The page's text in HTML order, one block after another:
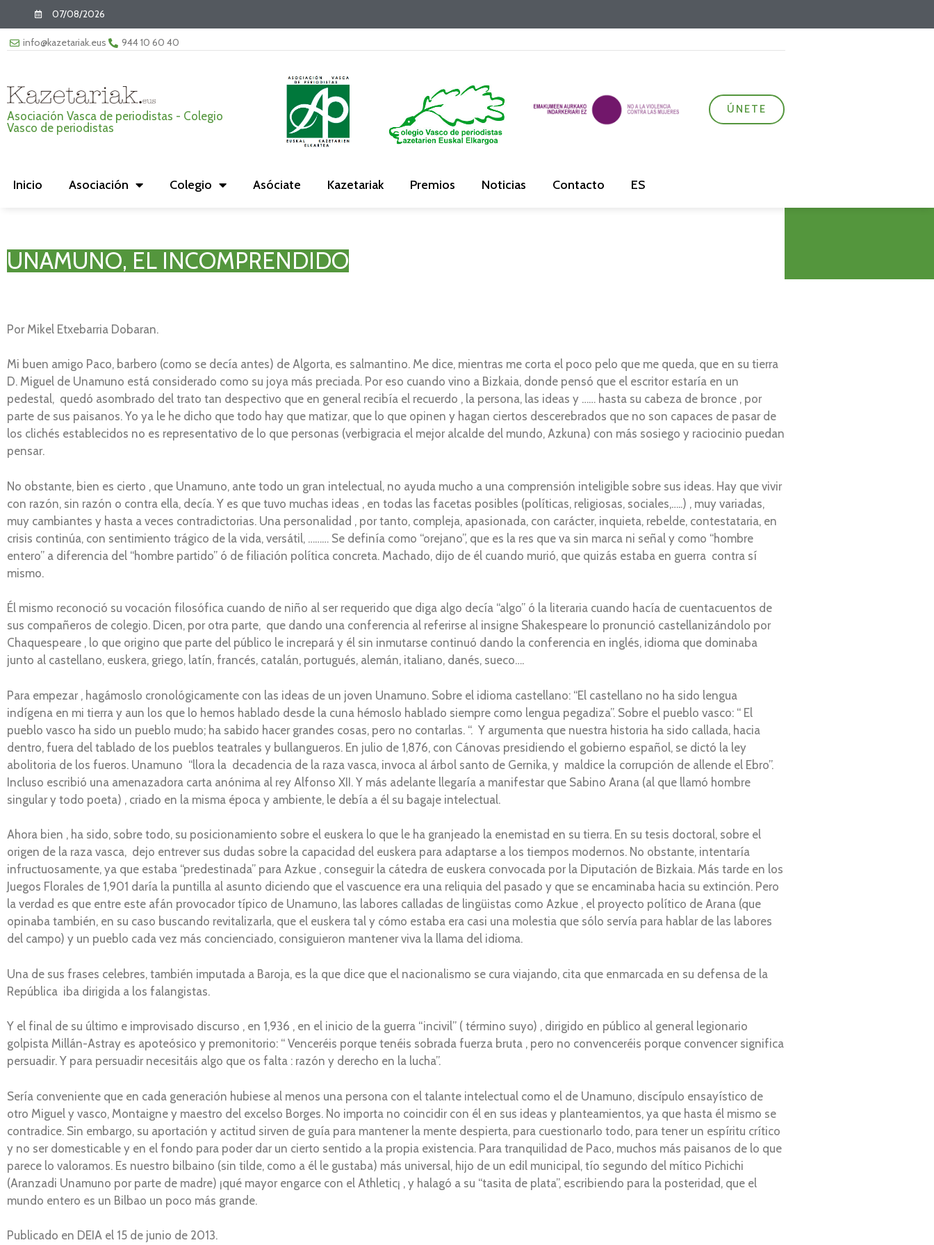
07/08/2026
info@kazetariak.eus 944 10 60 40
Asociación Vasca de periodistas - Colegio
Vasco de periodistas
ÚNETE
Inicio Asociación Colegio Asóciate Kazetariak Premios Noticias Contacto ES
UNAMUNO, EL INCOMPRENDIDO
Por Mikel Etxebarria Dobaran.
Mi buen amigo Paco, barbero (como se decía antes) de Algorta, es salmantino. Me dice, mientras me corta el poco pelo que me queda, que en su tierra
D. Miguel de Unamuno está considerado como su joya más preciada. Por eso cuando vino a Bizkaia, donde pensó que el escritor estaría en un
pedestal, quedó asombrado del trato tan despectivo que en general recibía el recuerdo , la persona, las ideas y …… hasta su cabeza de bronce , por
parte de sus paisanos. Yo ya le he dicho que todo hay que matizar, que lo que opinen y hagan ciertos descerebrados que no son capaces de pasar de
los clichés establecidos no es representativo de lo que personas (verbigracia el mejor alcalde del mundo, Azkuna) con más sosiego y raciocinio puedan
pensar.
No obstante, bien es cierto , que Unamuno, ante todo un gran intelectual, no ayuda mucho a una comprensión inteligible sobre sus ideas. Hay que vivir
con razón, sin razón o contra ella, decía. Y es que tuvo muchas ideas , en todas las facetas posibles (políticas, religiosas, sociales,…..) , muy variadas,
muy cambiantes y hasta a veces contradictorias. Una personalidad , por tanto, compleja, apasionada, con carácter, inquieta, rebelde, contestataria, en
crisis continúa, con sentimiento trágico de la vida, versátil, ……… Se definía como “orejano”, que es la res que va sin marca ni señal y como “hombre
entero” a diferencia del “hombre partido” ó de filiación política concreta. Machado, dijo de él cuando murió, que quizás estaba en guerra contra sí
mismo.
Él mismo reconoció su vocación filosófica cuando de niño al ser requerido que diga algo decía “algo” ó la literaria cuando hacía de cuentacuentos de
sus compañeros de colegio. Dicen, por otra parte, que dando una conferencia al referirse al insigne Shakespeare lo pronunció castellanizándolo por
Chaquespeare , lo que origino que parte del público le increpará y él sin inmutarse continuó dando la conferencia en inglés, idioma que dominaba
junto al castellano, euskera, griego, latín, francés, catalán, portugués, alemán, italiano, danés, sueco….
Para empezar , hagámoslo cronológicamente con las ideas de un joven Unamuno. Sobre el idioma castellano: “El castellano no ha sido lengua
indígena en mi tierra y aun los que lo hemos hablado desde la cuna hémoslo hablado siempre como lengua pegadiza”. Sobre el pueblo vasco: “ El
pueblo vasco ha sido un pueblo mudo; ha sabido hacer grandes cosas, pero no contarlas. “. Y argumenta que nuestra historia ha sido callada, hacia
dentro, fuera del tablado de los pueblos teatrales y bullangueros. En julio de 1,876, con Cánovas presidiendo el gobierno español, se dictó la ley
abolitoria de los fueros. Unamuno “llora la decadencia de la raza vasca, invoca al árbol santo de Gernika, y maldice la corrupción de allende el Ebro”.
Incluso escribió una amenazadora carta anónima al rey Alfonso XII. Y más adelante llegaría a manifestar que Sabino Arana (al que llamó hombre
singular y todo poeta) , criado en la misma época y ambiente, le debía a él su bagaje intelectual.
Ahora bien , ha sido, sobre todo, su posicionamiento sobre el euskera lo que le ha granjeado la enemistad en su tierra. En su tesis doctoral, sobre el
origen de la raza vasca, dejo entrever sus dudas sobre la capacidad del euskera para adaptarse a los tiempos modernos. No obstante, intentaría
infructuosamente, ya que estaba “predestinada” para Azkue , conseguir la cátedra de euskera convocada por la Diputación de Bizkaia. Más tarde en los
Juegos Florales de 1,901 daría la puntilla al asunto diciendo que el vascuence era una reliquia del pasado y que se encaminaba hacia su extinción. Pero
la verdad es que entre este afán provocador típico de Unamuno, las labores calladas de lingüistas como Azkue , el proyecto político de Arana (que
opinaba también, en su caso buscando revitalizarla, que el euskera tal y cómo estaba era casi una molestia que sólo servía para hablar de las labores
del campo) y un pueblo cada vez más concienciado, consiguieron mantener viva la llama del idioma.
Una de sus frases celebres, también imputada a Baroja, es la que dice que el nacionalismo se cura viajando, cita que enmarcada en su defensa de la
República iba dirigida a los falangistas.
Y el final de su último e improvisado discurso , en 1,936 , en el inicio de la guerra “incivil” ( término suyo) , dirigido en público al general legionario
golpista Millán-Astray es apoteósico y premonitorio: “ Venceréis porque tenéis sobrada fuerza bruta , pero no convenceréis porque convencer significa
persuadir. Y para persuadir necesitáis algo que os falta : razón y derecho en la lucha”.
Sería conveniente que en cada generación hubiese al menos una persona con el talante intelectual como el de Unamuno, discípulo ensayístico de
otro Miguel y vasco, Montaigne y maestro del excelso Borges. No importa no coincidir con él en sus ideas y planteamientos, ya que hasta él mismo se
contradice. Sin embargo, su aportación y actitud sirven de guía para mantener la mente despierta, para cuestionarlo todo, para tener un espíritu crítico
y no ser domesticable y en el fondo para poder dar un cierto sentido a la propia existencia. Para tranquilidad de Paco, muchos más paisanos de lo que
parece lo valoramos. Es nuestro bilbaino (sin tilde, como a él le gustaba) más universal, hijo de un edil municipal, tío segundo del mítico Pichichi
(Aranzadi Unamuno por parte de madre) ¡qué mayor engarce con el Athletic¡ , y halagó a su “tasita de plata”, escribiendo para la posteridad, que el
mundo entero es un Bilbao un poco más grande.
Publicado en DEIA el 15 de junio de 2013.